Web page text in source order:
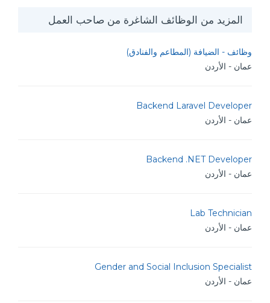
المزيد من الوظائف الشاغرة من صاحب العمل
وظائف - الضيافة (المطاعم والفنادق)
عمان - الأردن
Backend Laravel Developer
عمان - الأردن
Backend .NET Developer
عمان - الأردن
Lab Technician
عمان - الأردن
Gender and Social Inclusion Specialist
عمان - الأردن